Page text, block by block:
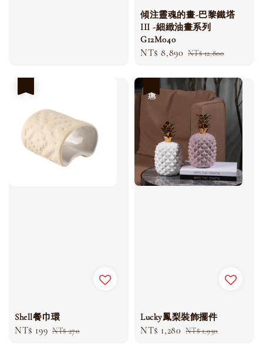
傾注靈魂的畫-巴黎鐵塔
III -細緻油畫系列
G12M040
Sale
NT$ 8,890 Regular
NT$ 12,800
Shell餐巾環
Sale
NT$ 199 Regular
NT$ 270
Lucky鳳梨裝飾擺件
Sale
NT$ 1,280 Regular
NT$ 1,950